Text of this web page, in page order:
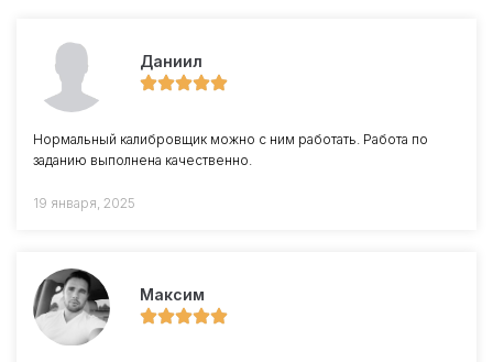
Даниил
Нормальный калибровщик можно с ним работать. Работа по
заданию выполнена качественно.
19 января, 2025
Максим